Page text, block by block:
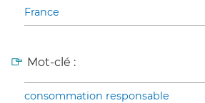
France
Mot-clé :
consommation responsable